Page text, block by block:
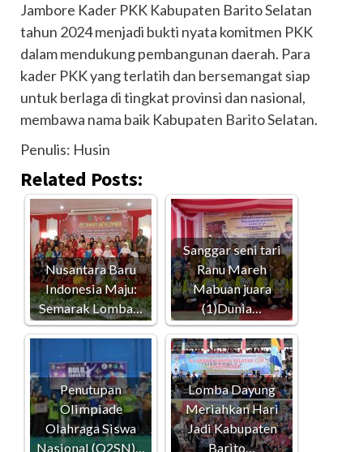
Jambore Kader PKK Kabupaten Barito Selatan
tahun 2024 menjadi bukti nyata komitmen PKK
dalam mendukung pembangunan daerah. Para
kader PKK yang terlatih dan bersemangat siap
untuk berlaga di tingkat provinsi dan nasional,
membawa nama baik Kabupaten Barito Selatan.
Penulis: Husin
Related Posts:
Nusantara Baru
Indonesia Maju:
Semarak Lomba…
Sanggar seni tari
Ranu Mareh
Mabuan juara
(1)Dunia…
Penutupan
Olimpiade
Olahraga Siswa
Nasional (O2SN)…
Lomba Dayung
Meriahkan Hari
Jadi Kabupaten
Barito…